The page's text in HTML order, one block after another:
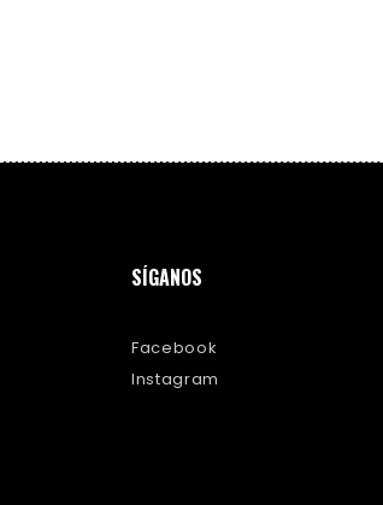
SÍGANOS
Facebook
Instagram